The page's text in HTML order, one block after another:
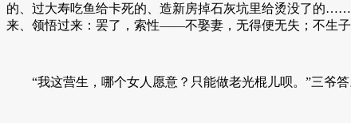
的、过大寿吃鱼给卡死的、造新房掉石灰坑里给烫没了的
来、领悟过来：罢了，索性——不娶妻，无得便无失；不生子
“我这营生，哪个女人愿意？只能做老光棍儿呗。”三爷答